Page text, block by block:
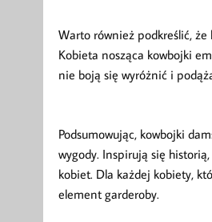
Warto również podkreślić,
Kobieta nosząca kowbojki
nie boją się wyróżnić i
Podsumowując, kowbojki
wygody. Inspirują się historią,
kobiet. Dla każdej kobiety,
element garderoby.